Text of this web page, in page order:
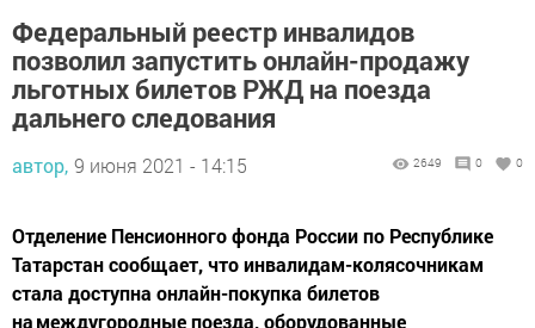
Федеральный реестр инвалидов
позволил запустить онлайн-продажу
льготных билетов РЖД на поезда
дальнего следования
автор, 9 июня 2021 - 14:15 2649 0 0
Отделение Пенсионного фонда России по Республике
Татарстан сообщает, что инвалидам-колясочникам
стала доступна онлайн-покупка билетов
на междугородные поезда, оборудованные